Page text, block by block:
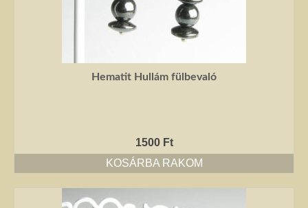
Hematit Hullám fülbevaló
1500 Ft
KOSÁRBA RAKOM